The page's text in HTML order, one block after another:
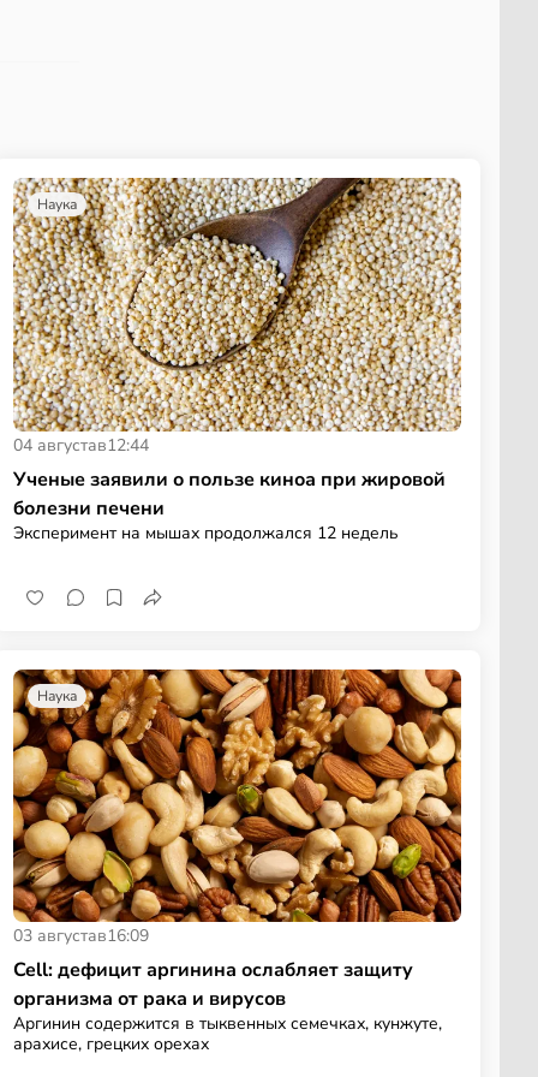
Наука
04 августав12:44
Ученые заявили о пользе киноа при жировой
болезни печени
Эксперимент на мышах продолжался 12 недель
Наука
03 августав16:09
Cell: дефицит аргинина ослабляет защиту
организма от рака и вирусов
Аргинин содержится в тыквенных семечках, кунжуте,
арахисе, грецких орехах